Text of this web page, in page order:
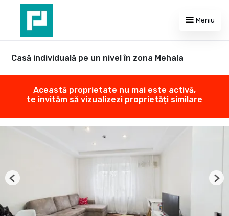
Meniu
Casă individuală pe un nivel în zona Mehala
Această proprietate nu mai este activă,
te invităm să vizualizezi proprietăți similare
Previous